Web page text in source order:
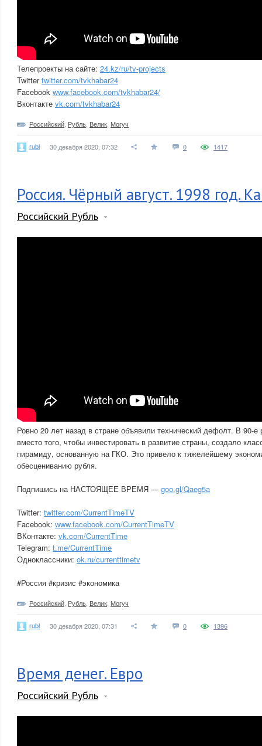
Телепроекты на сайте: 24.kz/ru/tv-projects
Twittertwitter.com/tvkhabar24
Facebook www.facebook.com/tvkhabar24/
Вконтакте vk.com/tvkhabar24
Российский Рубль Велик Могуч
rubl 30 декабря 2020, 07:32 0 1417
Россия. Чёрный август. 1998 год.
Российский Рубль
Ровно 20 лет назад в стране объявили технический дефолт. В 90-е
вместо того, чтобы инвестировать в развитие страны, создало
пирамиду, основанную на ГКО. Это привело к тяжелейшему
обесцениванию рубля.
Подпишись на НАСТОЯЩЕЕ ВРЕМЯ — goo.gl/Qaeg5a
Twitter: twitter.com/CurrentTimeTV
Facebook: www.facebook.com/CurrentTimeTV
ВКонтакте: vk.com/CurrentTime
Telegram: t.me/CurrentTime
Одноклассники: ok.ru/currenttimetv
#Россия #кризис #экономика
Российский Рубль Велик Могуч
rubl 30 декабря 2020, 07:31 0 1396
Время денег. Евро
Российский Рубль